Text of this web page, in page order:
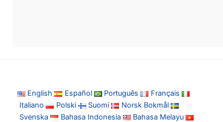
English Español Português
Français
Italiano
Polski Suomi
Norsk Bokmål
Svenska
Bahasa Indonesia
Bahasa Melayu